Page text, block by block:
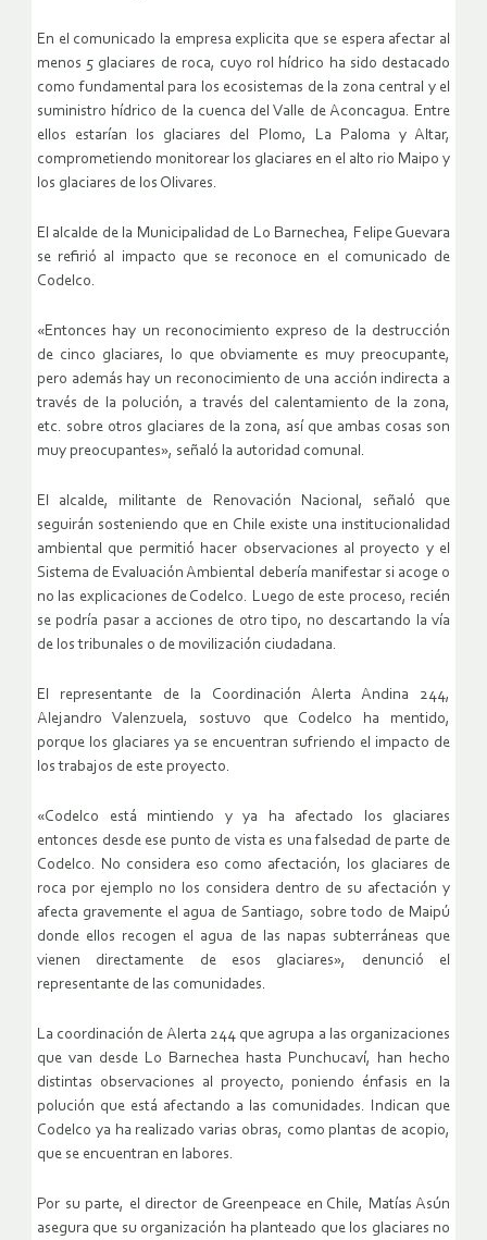
En el comunicado la empresa explicita que se espera afectar al
menos 5 glaciares de roca, cuyo rol hídrico ha sido destacado
como fundamental para los ecosistemas de la zona central y el
suministro hídrico de la cuenca del Valle de Aconcagua. Entre
ellos estarían los glaciares del Plomo, La Paloma y Altar,
comprometiendo monitorear los glaciares en el alto rio Maipo y
los glaciares de los Olivares.
El alcalde de la Municipalidad de Lo Barnechea, Felipe Guevara
se refirió al impacto que se reconoce en el comunicado de
Codelco.
«Entonces hay un reconocimiento expreso de la destrucción
de cinco glaciares, lo que obviamente es muy preocupante,
pero además hay un reconocimiento de una acción indirecta a
través de la polución, a través del calentamiento de la zona,
etc. sobre otros glaciares de la zona, así que ambas cosas son
muy preocupantes», señaló la autoridad comunal.
El alcalde, militante de Renovación Nacional, señaló que
seguirán sosteniendo que en Chile existe una institucionalidad
ambiental que permitió hacer observaciones al proyecto y el
Sistema de Evaluación Ambiental debería manifestar si acoge o
no las explicaciones de Codelco. Luego de este proceso, recién
se podría pasar a acciones de otro tipo, no descartando la vía
de los tribunales o de movilización ciudadana.
El representante de la Coordinación Alerta Andina 244,
Alejandro Valenzuela, sostuvo que Codelco ha mentido,
porque los glaciares ya se encuentran sufriendo el impacto de
los trabajos de este proyecto.
«Codelco está mintiendo y ya ha afectado los glaciares
entonces desde ese punto de vista es una falsedad de parte de
Codelco. No considera eso como afectación, los glaciares de
roca por ejemplo no los considera dentro de su afectación y
afecta gravemente el agua de Santiago, sobre todo de Maipú
donde ellos recogen el agua de las napas subterráneas que
vienen directamente de esos glaciares», denunció el
representante de las comunidades.
La coordinación de Alerta 244 que agrupa a las organizaciones
que van desde Lo Barnechea hasta Punchucaví, han hecho
distintas observaciones al proyecto, poniendo énfasis en la
polución que está afectando a las comunidades. Indican que
Codelco ya ha realizado varias obras, como plantas de acopio,
que se encuentran en labores.
Por su parte, el director de Greenpeace en Chile, Matías Asún
asegura que su organización ha planteado que los glaciares no